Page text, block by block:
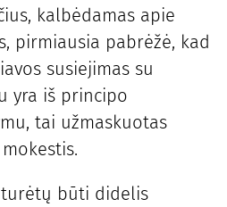
kalbėdamas apie
pirmiausia pabrėžė, kad
susiejimas su
yra iš principo
tai užmaskuotas
turėtų būti didelis